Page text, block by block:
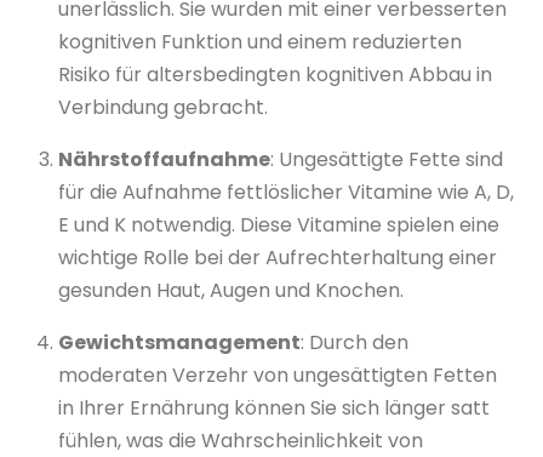
unerlässlich. Sie wurden mit einer verbesserten
kognitiven Funktion und einem reduzierten
Risiko für altersbedingten kognitiven Abbau in
Verbindung gebracht.
Nährstoffaufnahme: Ungesättigte Fette sind
für die Aufnahme fettlöslicher Vitamine wie A, D,
E und K notwendig. Diese Vitamine spielen eine
wichtige Rolle bei der Aufrechterhaltung einer
gesunden Haut, Augen und Knochen.
Gewichtsmanagement: Durch den
moderaten Verzehr von ungesättigten Fetten
in Ihrer Ernährung können Sie sich länger satt
fühlen, was die Wahrscheinlichkeit von